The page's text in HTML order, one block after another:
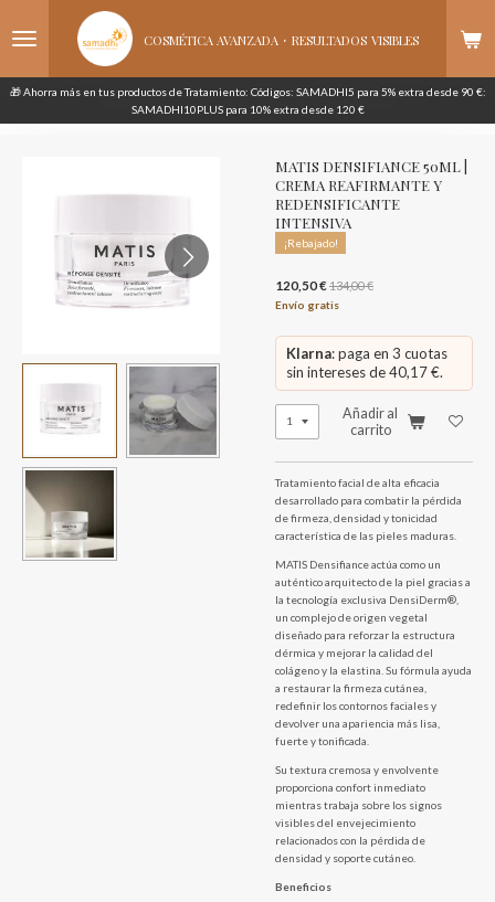
al
COSMÉTICA AVANZADA· RESULTADOS VISIBLES
🎁 Ahorra más en tus productos de Tratamiento: Códigos: SAMADHI5 para 5% extra desde 90 €:
SAMADHI10PLUS para 10% extra desde 120 €
MATIS DENSIFIANCE 50ML |
CREMA REAFIRMANTE Y
REDENSIFICANTE
INTENSIVA
¡Rebajado!
120,50 € 134,00 €
Envío gratis
Klarna: paga en 3 cuotas
sin intereses de 40,17 €.
Añadir al
carrito
Tratamiento facial de alta eficacia
desarrollado para combatir la pérdida
de firmeza, densidad y tonicidad
característica de las pieles maduras.
MATIS Densifiance actúa como un
auténtico arquitecto de la piel gracias a
la tecnología exclusiva DensiDerm®,
un complejo de origen vegetal
diseñado para reforzar la estructura
dérmica y mejorar la calidad del
colágeno y la elastina. Su fórmula ayuda
a restaurar la firmeza cutánea,
redefinir los contornos faciales y
devolver una apariencia más lisa,
fuerte y tonificada.
Su textura cremosa y envolvente
proporciona confort inmediato
mientras trabaja sobre los signos
visibles del envejecimiento
relacionados con la pérdida de
densidad y soporte cutáneo.
Beneficios